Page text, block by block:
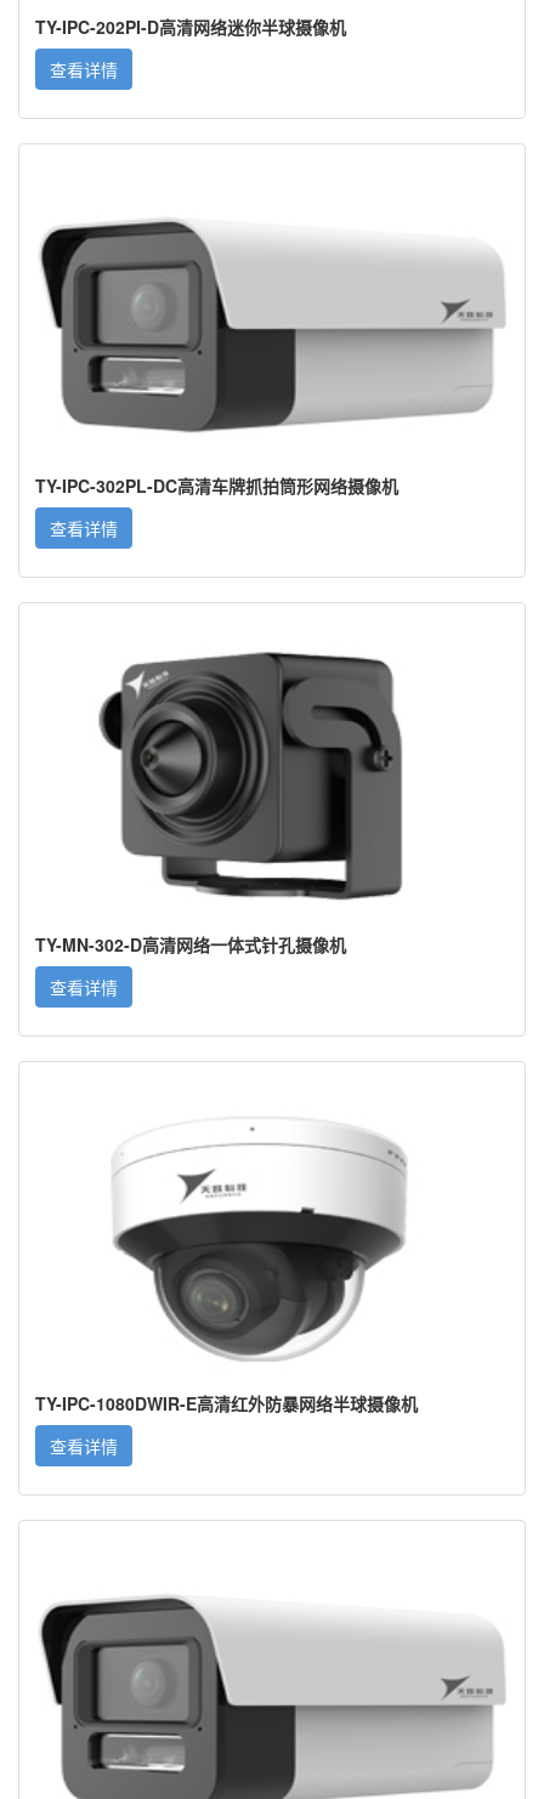
TY-IPC-202PI-D高清网络迷你半球摄像机
查看详情
TY-IPC-302PL-DC高清车牌抓拍筒形网络摄像机
查看详情
TY-MN-302-D高清网络一体式针孔摄像机
查看详情
TY-IPC-1080DWIR-E高清红外防暴网络半球摄像机
查看详情